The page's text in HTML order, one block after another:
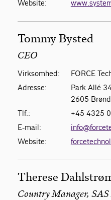
Website:
Tommy Bysted
CEO
Virksomhed:
FORCE
Adresse:
Park Allé
2605
Tlf.:
+45 4325
E-mail:
Website:
Therese
Country Manager,